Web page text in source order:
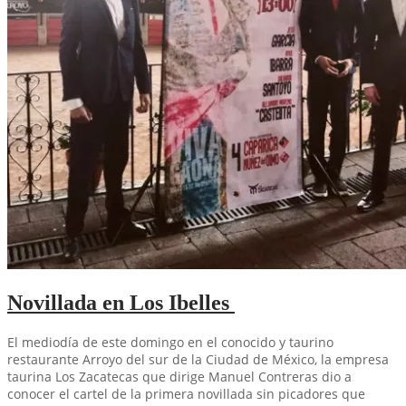
Novillada en Los Ibelles
El mediodía de este domingo en el conocido y taurino
restaurante Arroyo del sur de la Ciudad de México, la empresa
taurina Los Zacatecas que dirige Manuel Contreras dio a
conocer el cartel de la primera novillada sin picadores que